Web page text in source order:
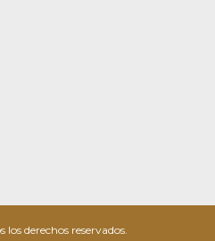
derechos reservados.